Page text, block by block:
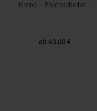
Krone – Ehrenscheibe...
ab 63,00 €